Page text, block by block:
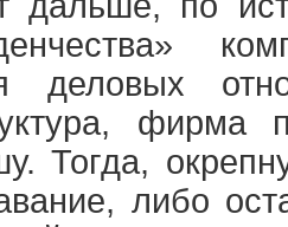
деловых
фирма
Тогда,
либо